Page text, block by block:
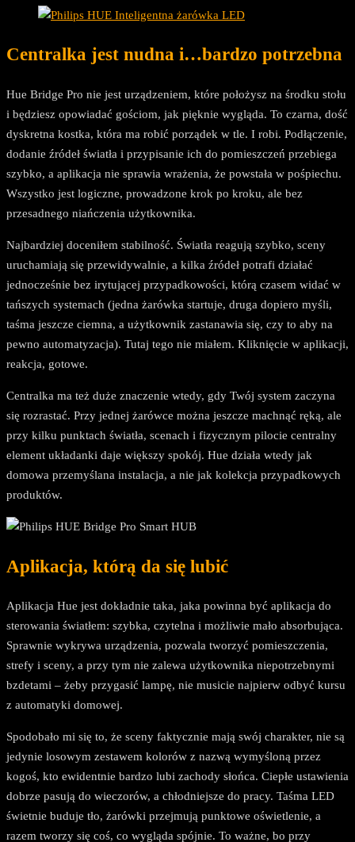
Centralka jest nudna i…bardzo potrzebna
Hue Bridge Pro nie jest urządzeniem, które położysz na środku stołu
i będziesz opowiadać gościom, jak pięknie wygląda. To czarna, dość
dyskretna kostka, która ma robić porządek w tle. I robi. Podłączenie,
dodanie źródeł światła i przypisanie ich do pomieszczeń przebiega
szybko, a aplikacja nie sprawia wrażenia, że powstała w pośpiechu.
Wszystko jest logiczne, prowadzone krok po kroku, ale bez
przesadnego niańczenia użytkownika.
Najbardziej doceniłem stabilność. Światła reagują szybko, sceny
uruchamiają się przewidywalnie, a kilka źródeł potrafi działać
jednocześnie bez irytującej przypadkowości, którą czasem widać w
tańszych systemach (jedna żarówka startuje, druga dopiero myśli,
taśma jeszcze ciemna, a użytkownik zastanawia się, czy to aby na
pewno automatyzacja). Tutaj tego nie miałem. Kliknięcie w aplikacji,
reakcja, gotowe.
Centralka ma też duże znaczenie wtedy, gdy Twój system zaczyna
się rozrastać. Przy jednej żarówce można jeszcze machnąć ręką, ale
przy kilku punktach światła, scenach i fizycznym pilocie centralny
element układanki daje większy spokój. Hue działa wtedy jak
domowa przemyślana instalacja, a nie jak kolekcja przypadkowych
produktów.
Aplikacja, którą da się lubić
Aplikacja Hue jest dokładnie taka, jaka powinna być aplikacja do
sterowania światłem: szybka, czytelna i możliwie mało absorbująca.
Sprawnie wykrywa urządzenia, pozwala tworzyć pomieszczenia,
strefy i sceny, a przy tym nie zalewa użytkownika niepotrzebnymi
bzdetami – żeby przygasić lampę, nie musicie najpierw odbyć kursu
z automatyki domowej.
Spodobało mi się to, że sceny faktycznie mają swój charakter, nie są
jedynie losowym zestawem kolorów z nazwą wymyśloną przez
kogoś, kto ewidentnie bardzo lubi zachody słońca. Ciepłe ustawienia
dobrze pasują do wieczorów, a chłodniejsze do pracy. Taśma LED
świetnie buduje tło, żarówki przejmują punktowe oświetlenie, a
razem tworzy się coś, co wygląda spójnie. To ważne, bo przy